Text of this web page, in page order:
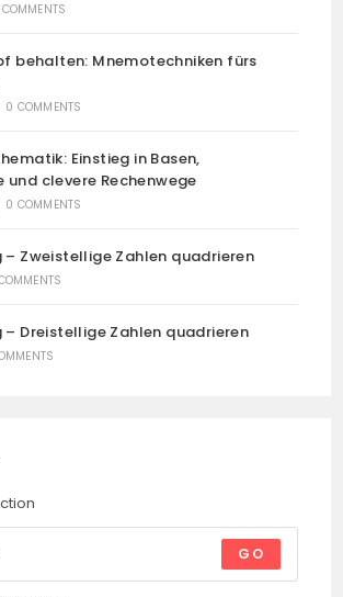
behalten: Mnemotechniken fürs
0 COMMENTS
Einstieg in Basen,
und clevere Rechenwege
0 COMMENTS
Zweistellige Zahlen quadrieren
Dreistellige Zahlen quadrieren
GO